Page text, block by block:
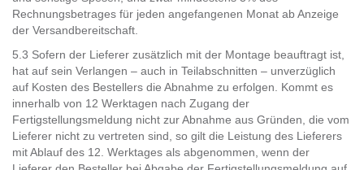
Rechnungsbetrages für jeden angefangenen Monat ab Anzeige
der Versandbereitschaft.
5.3 Sofern der Lieferer zusätzlich mit der Montage beauftragt ist,
hat auf sein Verlangen – auch in Teilabschnitten – unverzüglich
auf Kosten des Bestellers die Abnahme zu erfolgen. Kommt es
innerhalb von 12 Werktagen nach Zugang der
Fertigstellungsmeldung nicht zur Abnahme aus Gründen, die vom
Lieferer nicht zu vertreten sind, so gilt die Leistung des Lieferers
mit Ablauf des 12. Werktages als abgenommen, wenn der